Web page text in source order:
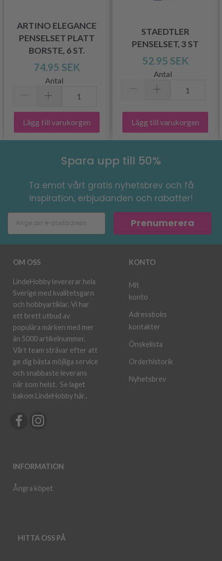
ARTINO ELEGANCE
PENSELSET PLATT
BORSTE, 6 ST.
74.95 SEK
Antal
Lägg till varukorgen
STAEDTLER
PENSELSET, 3 ST
52.95 SEK
Antal
Lägg till varukorgen
Spara upp till 50%
Ta emot vårt gratis nyhetsbrev och få
inspiration, erbjudanden och rabatter!
Prenumerera
OM OSS
LindeHobby levererar hela
Sverige med kvalitetsgarn
och hobbyartiklar. Vi har
ett brett utbud av
populära märken med mer
än 5000 artikelnummer.
Vårt team strävar efter att
ge dig bästa möjliga service
och snabbaste leverans
när som helst. Se laget
bakom LindeHobby här..
INFORMATION
Ångra köpet
KONTO
Mit
konto
Adressboks
kontakter
Önskelista
Orderhistorik
Nyhetsbrev
HITTA OSS PÅ